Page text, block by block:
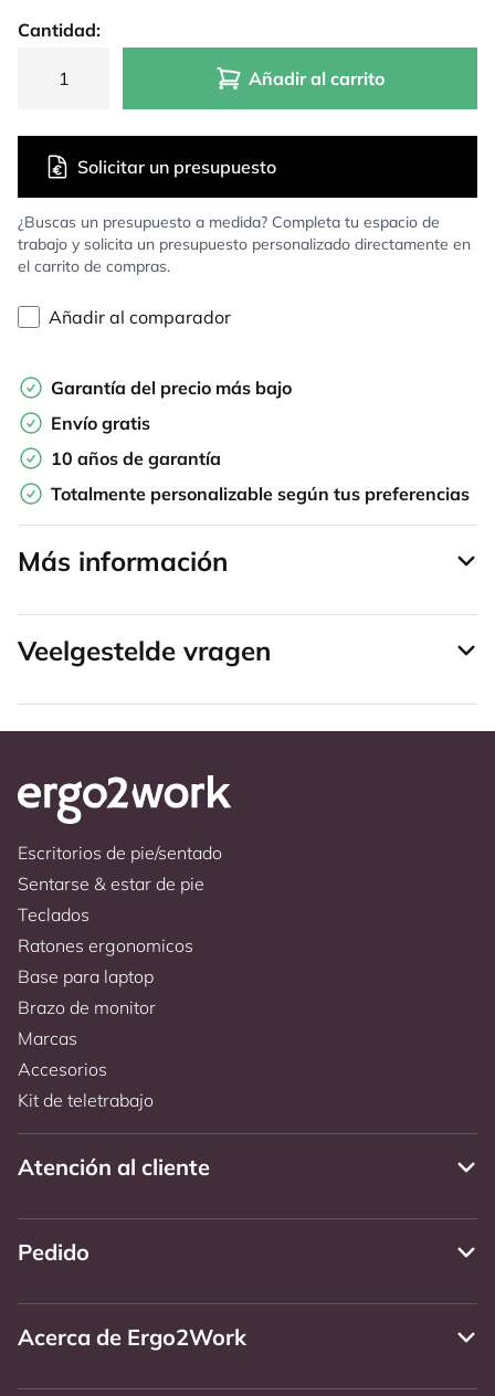
Cantidad:
Añadir al carrito
¿Buscas un presupuesto a medida? Completa tu espacio de
trabajo y solicita un presupuesto personalizado directamente en
el carrito de compras.
Solicitar un presupuesto
Añadir al comparador
Garantía del precio más bajo
Envío gratis
10 años de garantía
Totalmente personalizable según tus preferencias
Más información
Veelgestelde vragen
Escritorios de pie/sentado
Sentarse & estar de pie
Teclados
Ratones ergonomicos
Base para laptop
Brazo de monitor
Marcas
Accesorios
Kit de teletrabajo
Atención al cliente
Pedido
Acerca de Ergo2Work